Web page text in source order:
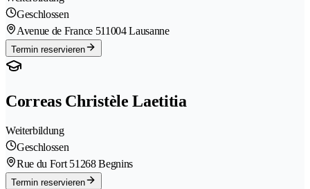
Geschlossen
Avenue de France 511004 Lausanne
Termin reservieren
Correas Christèle Laetitia
Weiterbildung
Geschlossen
Rue du Fort 51268 Begnins
Termin reservieren